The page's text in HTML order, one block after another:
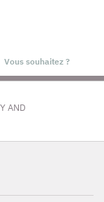
AND